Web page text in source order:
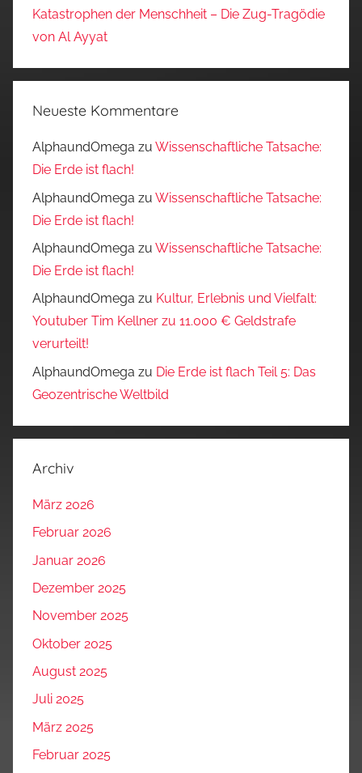
Katastrophen der Menschheit – Die Zug-Tragödie
von Al Ayyat
Neueste Kommentare
AlphaundOmega zu Wissenschaftliche Tatsache:
Die Erde ist flach!
AlphaundOmega zu Wissenschaftliche Tatsache:
Die Erde ist flach!
AlphaundOmega zu Wissenschaftliche Tatsache:
Die Erde ist flach!
AlphaundOmega zu Kultur, Erlebnis und Vielfalt:
Youtuber Tim Kellner zu 11.000 € Geldstrafe
verurteilt!
AlphaundOmega zu Die Erde ist flach Teil 5: Das
Geozentrische Weltbild
Archiv
März 2026
Februar 2026
Januar 2026
Dezember 2025
November 2025
Oktober 2025
August 2025
Juli 2025
März 2025
Februar 2025